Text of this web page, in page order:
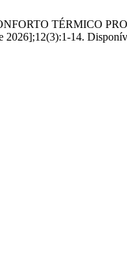
TÉRMICO
14.